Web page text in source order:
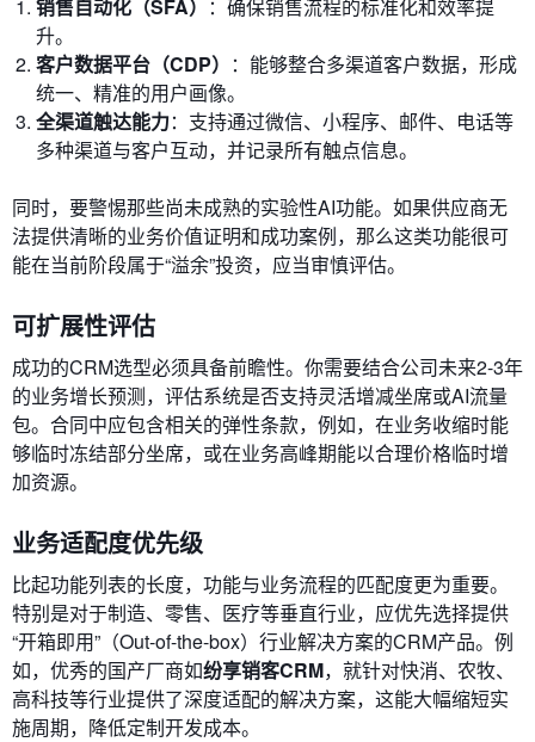
销售自动化（SFA） ：确保销售流程的标准化和效率提
升。
客户数据平台（CDP） ：能够整合多渠道客户数据，形成
统一、精准的用户画像。
全渠道触达能力：支持通过微信、小程序、邮件、电话等
多种渠道与客户互动，并记录所有触点信息。
同时，要警惕那些尚未成熟的实验性AI功能。如果供应商无
法提供清晰的业务价值证明和成功案例，那么这类功能很可
能在当前阶段属于“溢余”投资，应当审慎评估。
可扩展性评估
成功的CRM选型必须具备前瞻性。你需要结合公司未来2-3年
的业务增长预测，评估系统是否支持灵活增减坐席或AI流量
包。合同中应包含相关的弹性条款，例如，在业务收缩时能
够临时冻结部分坐席，或在业务高峰期能以合理价格临时增
加资源。
业务适配度优先级
比起功能列表的长度，功能与业务流程的匹配度更为重要。
特别是对于制造、零售、医疗等垂直行业，应优先选择提供
“开箱即用”（Out-of-the-box）行业解决方案的CRM产品。例
如，优秀的国产厂商如纷享销客CRM，就针对快消、农牧、
高科技等行业提供了深度适配的解决方案，这能大幅缩短实
施周期，降低定制开发成本。